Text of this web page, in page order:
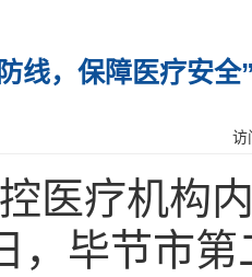
线，保障医疗安
访
医疗机构
，毕节市